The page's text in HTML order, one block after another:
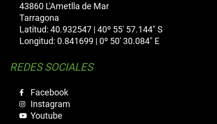
43860 L'Ametlla de Mar
Tarragona
Latitud: 40.932547 | 40º 55' 57.144" S
Longitud: 0.841699 | 0º 50' 30.084" E
REDES SOCIALES
Facebook
Instagram
Youtube